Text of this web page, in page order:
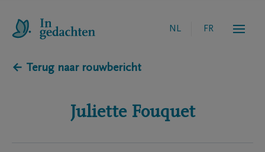
NL FR
← Terug naar rouwbericht
Juliette Fouquet